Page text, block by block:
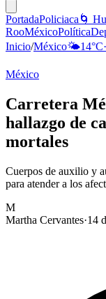
PortadaPoliciaca 🌀
RooMéxicoPolítica
Inicio/México🌤️14°C·
México
Carretera
hallazgo de
mortales
Cuerpos de auxilio y
para atender a los
M
Martha Cervantes·14